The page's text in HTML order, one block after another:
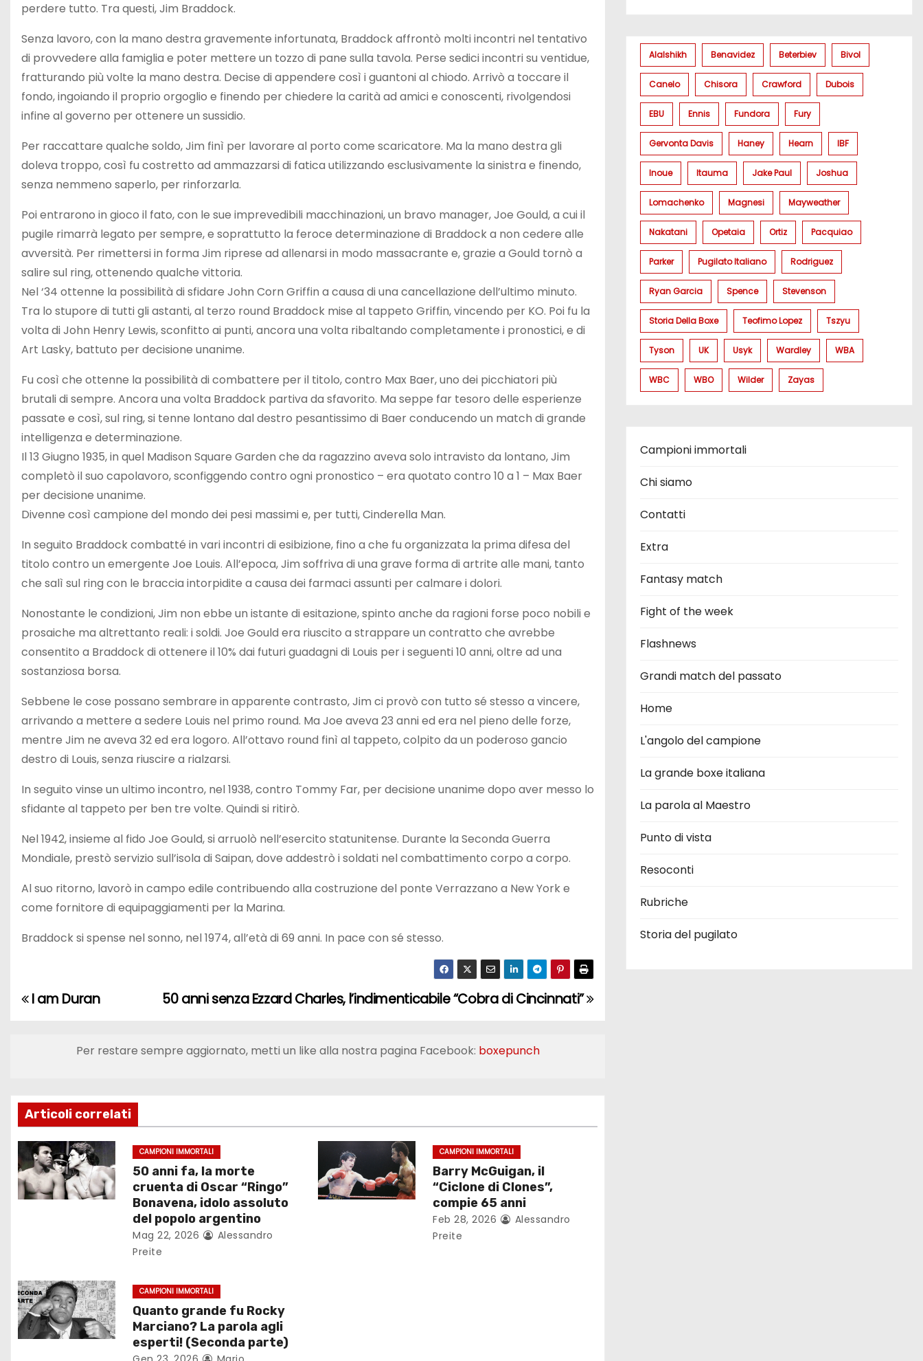
perdere tutto. Tra questi, Jim Braddock.
Senza lavoro, con la mano destra gravemente infortunata, Braddock affrontò molti incontri nel tentativo
di provvedere alla famiglia e poter mettere un tozzo di pane sulla tavola. Perse sedici incontri su ventidue,
fratturando più volte la mano destra. Decise di appendere così i guantoni al chiodo. Arrivò a toccare il
fondo, ingoiando il proprio orgoglio e finendo per chiedere la carità ad amici e conoscenti, rivolgendosi
infine al governo per ottenere un sussidio.
Per raccattare qualche soldo, Jim finì per lavorare al porto come scaricatore. Ma la mano destra gli
doleva troppo, così fu costretto ad ammazzarsi di fatica utilizzando esclusivamente la sinistra e finendo,
senza nemmeno saperlo, per rinforzarla.
Poi entrarono in gioco il fato, con le sue imprevedibili macchinazioni, un bravo manager, Joe Gould, a cui il
pugile rimarrà legato per sempre, e soprattutto la feroce determinazione di Braddock a non cedere alle
avversità. Per rimettersi in forma Jim riprese ad allenarsi in modo massacrante e, grazie a Gould tornò a
salire sul ring, ottenendo qualche vittoria.
Nel ‘34 ottenne la possibilità di sfidare John Corn Griffin a causa di una cancellazione dell’ultimo minuto.
Tra lo stupore di tutti gli astanti, al terzo round Braddock mise al tappeto Griffin, vincendo per KO. Poi fu la
volta di John Henry Lewis, sconfitto ai punti, ancora una volta ribaltando completamente i pronostici, e di
Art Lasky, battuto per decisione unanime.
Fu così che ottenne la possibilità di combattere per il titolo, contro Max Baer, uno dei picchiatori più
brutali di sempre. Ancora una volta Braddock partiva da sfavorito. Ma seppe far tesoro delle esperienze
passate e così, sul ring, si tenne lontano dal destro pesantissimo di Baer conducendo un match di grande
intelligenza e determinazione.
Il 13 Giugno 1935, in quel Madison Square Garden che da ragazzino aveva solo intravisto da lontano, Jim
completò il suo capolavoro, sconfiggendo contro ogni pronostico – era quotato contro 10 a 1 – Max Baer
per decisione unanime.
Divenne così campione del mondo dei pesi massimi e, per tutti, Cinderella Man.
In seguito Braddock combatté in vari incontri di esibizione, fino a che fu organizzata la prima difesa del
titolo contro un emergente Joe Louis. All’epoca, Jim soffriva di una grave forma di artrite alle mani, tanto
che salì sul ring con le braccia intorpidite a causa dei farmaci assunti per calmare i dolori.
Nonostante le condizioni, Jim non ebbe un istante di esitazione, spinto anche da ragioni forse poco nobili e
prosaiche ma altrettanto reali: i soldi. Joe Gould era riuscito a strappare un contratto che avrebbe
consentito a Braddock di ottenere il 10% dai futuri guadagni di Louis per i seguenti 10 anni, oltre ad una
sostanziosa borsa.
Sebbene le cose possano sembrare in apparente contrasto, Jim ci provò con tutto sé stesso a vincere,
arrivando a mettere a sedere Louis nel primo round. Ma Joe aveva 23 anni ed era nel pieno delle forze,
mentre Jim ne aveva 32 ed era logoro. All’ottavo round finì al tappeto, colpito da un poderoso gancio
destro di Louis, senza riuscire a rialzarsi.
In seguito vinse un ultimo incontro, nel 1938, contro Tommy Far, per decisione unanime dopo aver messo lo
sfidante al tappeto per ben tre volte. Quindi si ritirò.
Nel 1942, insieme al fido Joe Gould, si arruolò nell’esercito statunitense. Durante la Seconda Guerra
Mondiale, prestò servizio sull’isola di Saipan, dove addestrò i soldati nel combattimento corpo a corpo.
Al suo ritorno, lavorò in campo edile contribuendo alla costruzione del ponte Verrazzano a New York e
come fornitore di equipaggiamenti per la Marina.
Braddock si spense nel sonno, nel 1974, all’età di 69 anni. In pace con sé stesso.
N
g
a
z
i
e
a
50 anni senza Ezzard Charles, l’indimenticabile “Cobra di Cincinnati”
I am Duran
Per restare sempre aggiornato, metti un like alla nostra pagina Facebook: boxepunch
Articoli correlati
CAMPIONI IMMORTALI
50 anni fa, la morte
cruenta di Oscar “Ringo”
Bonavena, idolo assoluto
del popolo argentino
Mag 22, 2026
Alessandro
Preite
CAMPIONI IMMORTALI
Barry McGuigan, il
“Ciclone di Clones”,
compie 65 anni
Feb 28, 2026
Alessandro
Preite
CAMPIONI IMMORTALI
Quanto grande fu Rocky
Marciano? La parola agli
esperti! (Seconda parte)
Alalshikh Benavidez Beterbiev Bivol
Canelo Chisora Crawford Dubois
EBU Ennis Fundora Fury
Gervonta Davis Haney Hearn IBF
Inoue Itauma Jake Paul Joshua
Lomachenko Magnesi Mayweather
Nakatani Opetaia Ortiz Pacquiao
Parker Pugilato Italiano Rodriguez
Ryan Garcia Spence Stevenson
Storia Della Boxe Teofimo Lopez Tszyu
Tyson UK Usyk Wardley WBA
WBC WBO Wilder Zayas
Campioni immortali
Chi siamo
Contatti
Extra
Fantasy match
Fight of the week
Flashnews
Grandi match del passato
Home
L'angolo del campione
La grande boxe italiana
La parola al Maestro
Punto di vista
Resoconti
Rubriche
Storia del pugilato